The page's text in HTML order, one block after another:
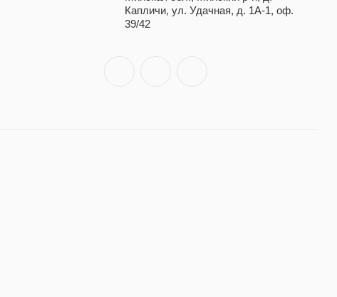
Капличи, ул. Удачная, д. 1А-1, оф.
39/42